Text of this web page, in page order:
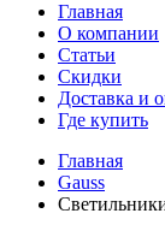
Главная
О компании
Статьи
Скидки
Доставка и
Где купить
Главная
Gauss